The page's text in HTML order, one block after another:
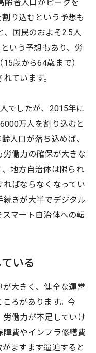
齢者人口がピークを
り込むという予想も
、国民のおよそ2.5人
いう予想もあり、労
歳から64歳まで）
ています。
でしたが、2015年に
万人を割り込むと
人口が落ち込めば、
働力の確保が大きな
地方自治体は限られ
ばならなくなってい
続きが大半でデジタル
マート自治体への転
いる
大きく、健全な運営
ろがあります。今
働力が不足していけ
費やインフラ修繕費
ますます逼迫すると